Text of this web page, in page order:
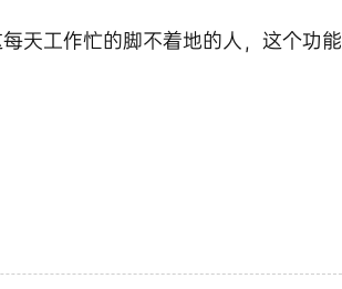
天工作忙的脚不着地的人，这个功能